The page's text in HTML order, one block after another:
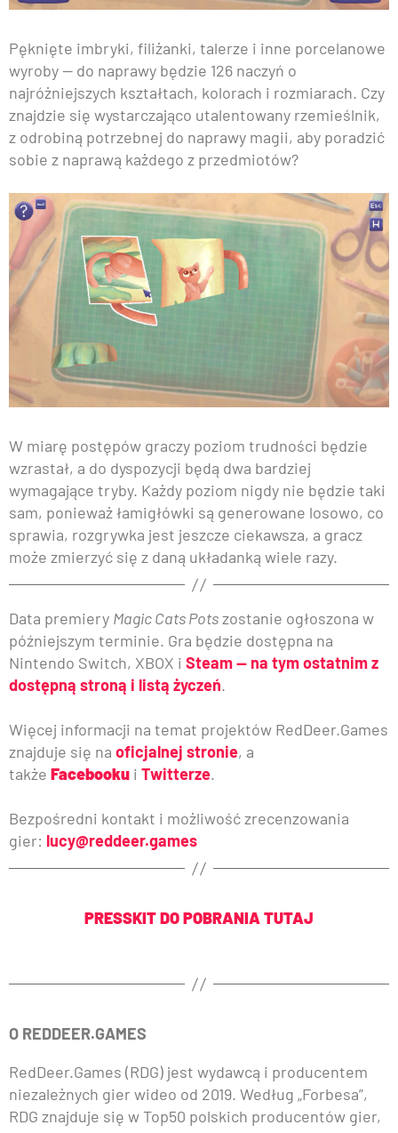
Pęknięte imbryki, filiżanki, talerze i inne porcelanowe
wyroby — do naprawy będzie 126 naczyń o
najróżniejszych kształtach, kolorach i rozmiarach. Czy
znajdzie się wystarczająco utalentowany rzemieślnik,
z odrobiną potrzebnej do naprawy magii, aby poradzić
sobie z naprawą każdego z przedmiotów?
W miarę postępów graczy poziom trudności będzie
wzrastał, a do dyspozycji będą dwa bardziej
wymagające tryby. Każdy poziom nigdy nie będzie taki
sam, ponieważ łamigłówki są generowane losowo, co
sprawia, rozgrywka jest jeszcze ciekawsza, a gracz
może zmierzyć się z daną układanką wiele razy.
Data premiery Magic Cats Potszostanie ogłoszona w
późniejszym terminie. Gra będzie dostępna na
Nintendo Switch, XBOX i Steam — na tym ostatnim z
dostępną stroną i listą życzeń.
Więcej informacji na temat projektów RedDeer.Games
znajduje się na oficjalnej stronie, a
także Facebooku i Twitterze.
Bezpośredni kontakt i możliwość zrecenzowania
gier: lucy@reddeer.games
PRESSKIT DO POBRANIA TUTAJ
O REDDEER.GAMES
RedDeer.Games (RDG) jest wydawcą i producentem
niezależnych gier wideo od 2019. Według „Forbesa”,
RDG znajduje się w Top50 polskich producentów gier,